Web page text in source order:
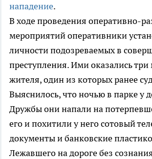
нападение.
В ходе проведения оперативно-
мероприятий оперативники
личности подозреваемых в
преступления. Ими оказались
жителя, один из которых ранее
Выяснилось, что ночью в парке у
Дружбы они напали на
его и похитили у него сотовый
документы и банковские
Лежавшего на дороге без